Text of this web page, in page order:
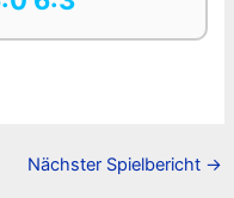
Nächster Spielbericht →